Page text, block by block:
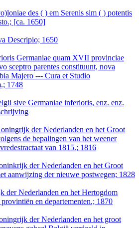
des ( ) em Serenis sim ( ) potentis
[ca. 1650]
Descripio; 1650
Germaniae quam XVII provinciae
sceptro parentes constituunt, nova
Majero --- Cura et Studio
1748
sive Germaniae inferioris, enz. enz.
der Nederlanden en het Groot
de bepalingen van het weener
van 1815.; 1816
der Nederlanden en het Groot
aanwijzing der nieuwe postwegen; 1828
der Nederlanden en het Hertogdom
en departementen.; 1870
der Nederlanden en het groot